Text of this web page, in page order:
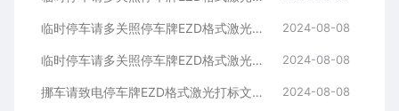
临时停车请多关照停车牌EZD格式激光打标文件通用矢量图 2024-08-08
临时停车请多关照停车牌EZD格式激光打标文件通用矢量图 2024-08-08
挪车请致电停车牌EZD格式激光打标文件通用矢量图 2024-08-08